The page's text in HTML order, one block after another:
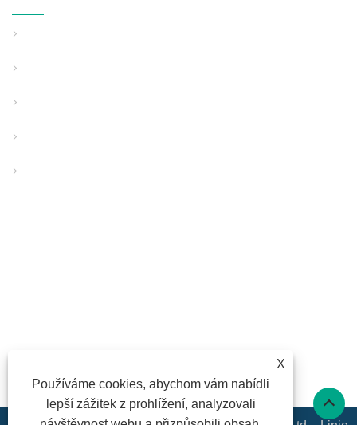
X
Používáme cookies, abychom vám nabídli
lepší zážitek z prohlížení, analyzovali
TEL: +86-574-28883018